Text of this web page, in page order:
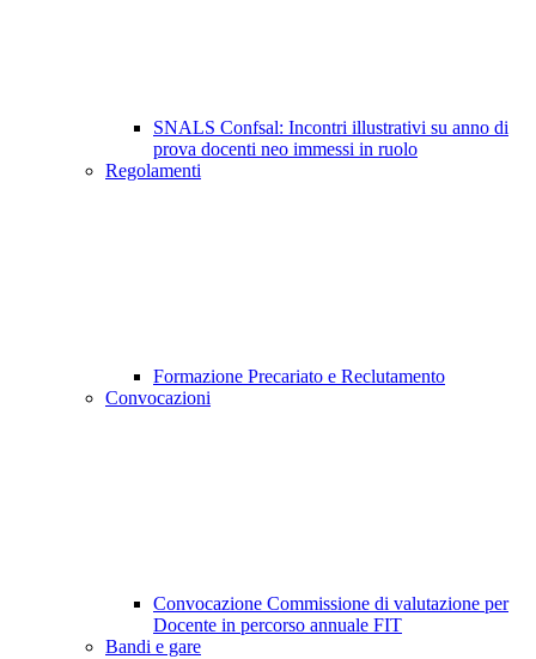
SNALS Confsal: Incontri illustrativi su anno di
prova docenti neo immessi in ruolo
Regolamenti
Formazione Precariato e Reclutamento
Convocazioni
Convocazione Commissione di valutazione per
Docente in percorso annuale FIT
Bandi e gare